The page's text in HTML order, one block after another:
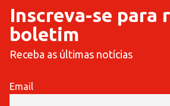
Inscreva-se para
boletim
Receba as últimas notícias
Email